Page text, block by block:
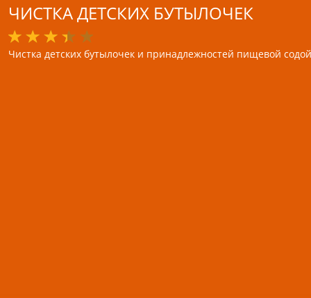
ЧИСТКА ДЕТСКИХ БУТЫЛОЧЕК
Чистка детских бутылочек и принадлежностей пищевой содой